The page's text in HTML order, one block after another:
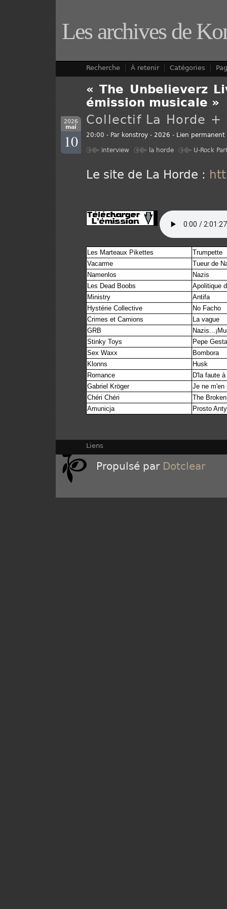
Les archives de
Recherche À retenir Catégories
« The Unbelieverz
émission musicale »
2026
mai
10
Collectif La Horde +
20:00 - Par konstroy - 2026 - Lien permanent
interview la horde U-Rock
Le site de La Horde :
Les Marteaux Pikettes
Trumpette
Vacarme
Tueur de
Namenlos
Nazis
Les Dead Boobs
Apolitique
Ministry
Antifa
Hystérie Collective
No Facho
Crimes et Camions
La vague
GRB
Stinky Toys
Pepe
Sex Waxx
Bombora
Klonns
Husk
Romance
D'la faute
Gabriel Kröger
Je ne m'en
Chéri Chéri
The
Amunicja
Prosto
Liens
Propulsé par Dotclear